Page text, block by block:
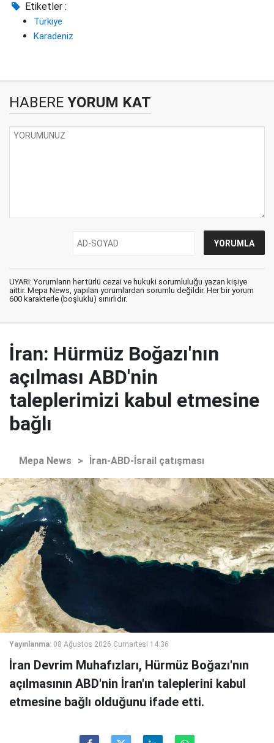
Etiketler :
Türkiye
Karadeniz
HABERE YORUM KAT
UYARI: Yorumların her türlü cezai ve hukuki sorumluluğu yazan kişiye
aittir. Mepa News, yapılan yorumlardan sorumlu değildir. Her bir yorum
600 karakterle (boşluklu) sınırlıdır.
İran: Hürmüz Boğazı'nın
açılması ABD'nin
taleplerimizi kabul etmesine
bağlı
Mepa News > İran-ABD-İsrail çatışması
Yayınlanma: 08 Ağustos 2026 Cumartesi 14:36
İran Devrim Muhafızları, Hürmüz Boğazı'nın
açılmasının ABD'nin İran'ın taleplerini kabul
etmesine bağlı olduğunu ifade etti.